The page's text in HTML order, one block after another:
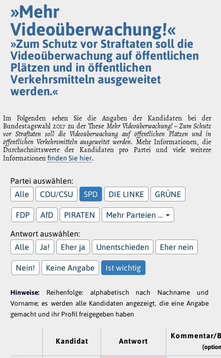
»Mehr
Videoüberwachung!«
»Zum Schutz vor Straftaten soll die
Videoüberwachung auf öffentlichen
Plätzen und in öffentlichen
Verkehrsmitteln ausgeweitet
werden.«
Im Folgenden sehen Sie die Angaben der Kandidaten bei der
Bundestagswahl 2017 zu der These Mehr Videoüberwachung! – Zum Schutz
vor Straftaten soll die Videoüberwachung auf öffentlichen Plätzen und in
öffentlichen Verkehrsmitteln ausgeweitet werden. Mehr Informationen, die
Durchschnittswerte der Kandidaten pro Partei und viele weitere
Informationenfinden Sie hier.
Partei auswählen:
Alle
CDU/CSU SPD DIE LINKE GRÜNE
FDP AfD PIRATEN Mehr Parteien …
Antwort auswählen:
Alle
Ja! Eher ja Unentschieden Eher nein
Nein! Keine Angabe Ist wichtig
Hinweise: Reihenfolge: alphabetisch nach Nachname und
Vorname; es werden alle Kandidaten angezeigt, die eine Angabe
gemacht und ihr Profil freigegeben haben
Kandidat Antwort
Kommentar/